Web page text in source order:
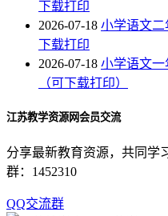
下载打印
2026-07-18 小学语文
下载打印
2026-07-18 小学语文一
（可下载打印）
江苏教学资源网会员交流
分享最新教育资源，共同学
群：1452310
QQ交流群